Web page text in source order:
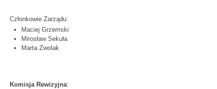
Członkowie Zarządu:
Maciej Grzemski
Mirosław Sekuła
Marta Zwolak
Komisja Rewizyjna: